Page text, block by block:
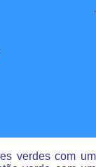
verdes com